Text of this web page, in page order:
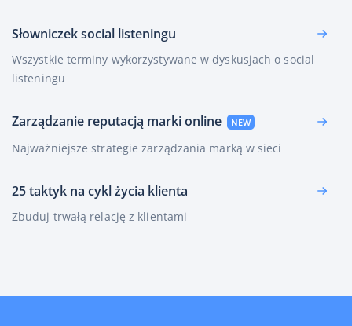
Słowniczek social listeningu
Wszystkie terminy wykorzystywane w dyskusjach o social
listeningu
Zarządzanie reputacją marki online
Najważniejsze strategie zarządzania marką w sieci
25 taktyk na cykl życia klienta
Zbuduj trwałą relację z klientami